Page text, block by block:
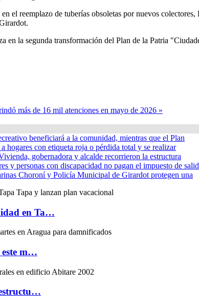
el reemplazo de tuberías obsoletas por nuevos
en la segunda transformación del Plan de la Patria
más de 16 mil atenciones en mayo de 2026 »
beneficiará a la comunidad, mientras que el Plan
hogares con etiqueta roja o pérdida total y se realizar
gobernadora y alcalde recorrieron la estructura
y personas con discapacidad no pagan el impuesto de salid
Choroní y Policía Municipal de Girardot protegen una
en Ta…
este m…